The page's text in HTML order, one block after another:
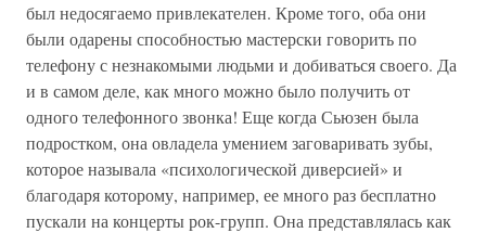
был недосягаемо привлекателен. Кроме того, оба они
были одарены способностью мастерски говорить по
телефону с незнакомыми людьми и добиваться своего. Да
и в самом деле, как много можно было получить от
одного телефонного звонка! Еще когда Сьюзен была
подростком, она овладела умением заговаривать зубы,
которое называла «психологической диверсией» и
благодаря которому, например, ее много раз бесплатно
пускали на концерты рок-групп. Она представлялась как